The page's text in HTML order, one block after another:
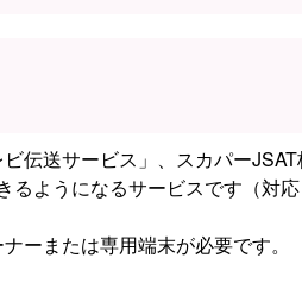
伝送サービス」、スカパー
ようになるサービスです（対
ーまたは専用端末が必要です。